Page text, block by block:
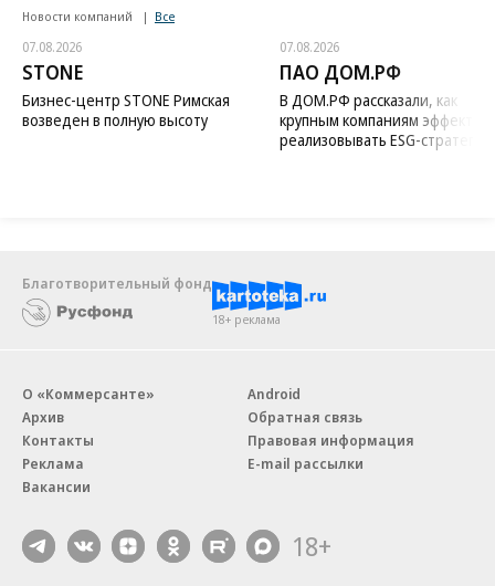
Новости компаний Все
07.08.2026
STONE
Бизнес-центр STONE Римская
возведен в полную высоту
07.08.2026
ПАО ДОМ.РФ
В ДОМ.РФ рассказали, как
крупным компаниям
реализовывать ESG-стратегию
Благотворительный фонд
18+ реклама
О «Коммерсанте»
Архив
Контакты
Реклама
Вакансии
Android
Обратная связь
Правовая информация
E-mail рассылки
18+